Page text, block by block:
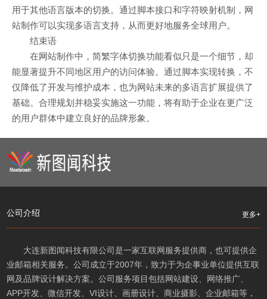
用于其他语言版本的切换。通过脚本接口和字符映射机制，网
站制作可以实现多语言支持，从而更好地服务全球用户。
结束语​
在网站制作中，简繁字体切换功能看似只是一个细节，却
能显著提升不同地区用户的访问体验。通过脚本实现转换，不
仅降低了开发与维护成本，也为网站未来的多语言扩展提供了
基础。合理规划并稳妥实施这一功能，将有助于企业在更广泛
的用户群体中建立良好的品牌形象。
公司介绍 更多+
大连新图闻科技有限公司是一家互联网服务提供商，也可提供企
业邮箱相关服务。公司成立于2007年，致力于为企事业单位提供互联
网及品牌设计解决方案。公司服务项目包括网站建设、网络推广、
APP开发、微信开发、VI设计、画册设计、商业摄影、企业邮箱等，